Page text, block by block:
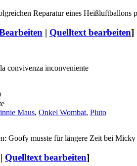
Reparatur eines Heißluftballons
| Quelltext bearbeiten]
convivenza inconveniente
Maus, Onkel Wombat, Pluto
Goofy musste für längere Zeit bei
| Quelltext bearbeiten]